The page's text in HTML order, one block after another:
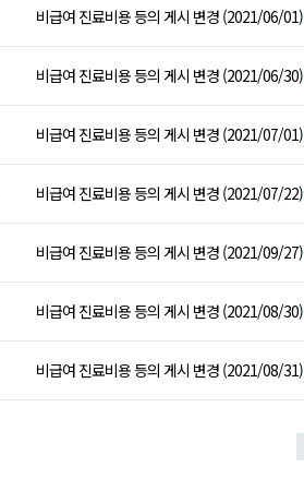
비급여 진료비용 등의 게시 변경 (2021/06/01)
비급여 진료비용 등의 게시 변경 (2021/06/30)
비급여 진료비용 등의 게시 변경 (2021/07/01)
비급여 진료비용 등의 게시 변경 (2021/07/22)
비급여 진료비용 등의 게시 변경 (2021/09/27)
비급여 진료비용 등의 게시 변경 (2021/08/30)
비급여 진료비용 등의 게시 변경 (2021/08/31)